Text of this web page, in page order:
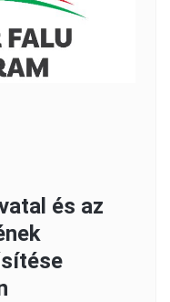
és az